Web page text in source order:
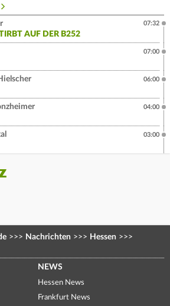
AUF DER B252
07:32
07:00
06:00
04:00
03:00
>>> Nachrichten >>> Hessen >>>
NEWS
Hessen News
Frankfurt News